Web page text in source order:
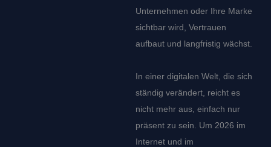
Unternehmen oder Ihre Marke
sichtbar wird, Vertrauen
aufbaut und langfristig wächst.
In einer digitalen Welt, die sich
ständig verändert, reicht es
nicht mehr aus, einfach nur
präsent zu sein. Um 2026 im
Internet und im